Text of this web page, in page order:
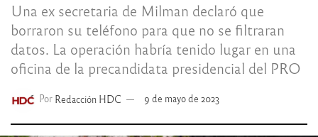
Una ex secretaria de Milman declaró que
borraron su teléfono para que no se filtraran
datos. La operación habría tenido lugar en una
oficina de la precandidata presidencial del PRO
Por Redacción HDC 9 de mayo de 2023